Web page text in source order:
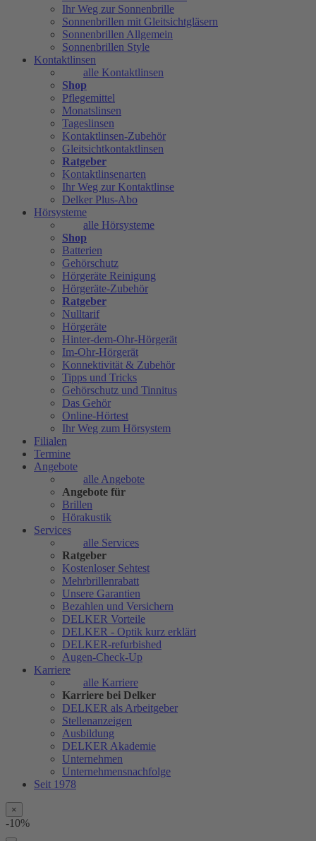
Ihr Weg zur Sonnenbrille
Sonnenbrillen mit Gleitsichtgläsern
Sonnenbrillen Allgemein
Sonnenbrillen Style
Kontaktlinsen
alle Kontaktlinsen
Shop
Pflegemittel
Monatslinsen
Tageslinsen
Kontaktlinsen-Zubehör
Gleitsichtkontaktlinsen
Ratgeber
Kontaktlinsenarten
Ihr Weg zur Kontaktlinse
Delker Plus-Abo
Hörsysteme
alle Hörsysteme
Shop
Batterien
Gehörschutz
Hörgeräte Reinigung
Hörgeräte-Zubehör
Ratgeber
Nulltarif
Hörgeräte
Hinter-dem-Ohr-Hörgerät
Im-Ohr-Hörgerät
Konnektivität & Zubehör
Tipps und Tricks
Gehörschutz und Tinnitus
Das Gehör
Online-Hörtest
Ihr Weg zum Hörsystem
Filialen
Termine
Angebote
alle Angebote
Angebote für
Brillen
Hörakustik
Services
alle Services
Ratgeber
Kostenloser Sehtest
Mehrbrillenrabatt
Unsere Garantien
Bezahlen und Versichern
DELKER Vorteile
DELKER - Optik kurz erklärt
DELKER-refurbished
Augen-Check-Up
Karriere
alle Karriere
Karriere bei Delker
DELKER als Arbeitgeber
Stellenanzeigen
Ausbildung
DELKER Akademie
Unternehmen
Unternehmensnachfolge
Seit 1978
×
-10%